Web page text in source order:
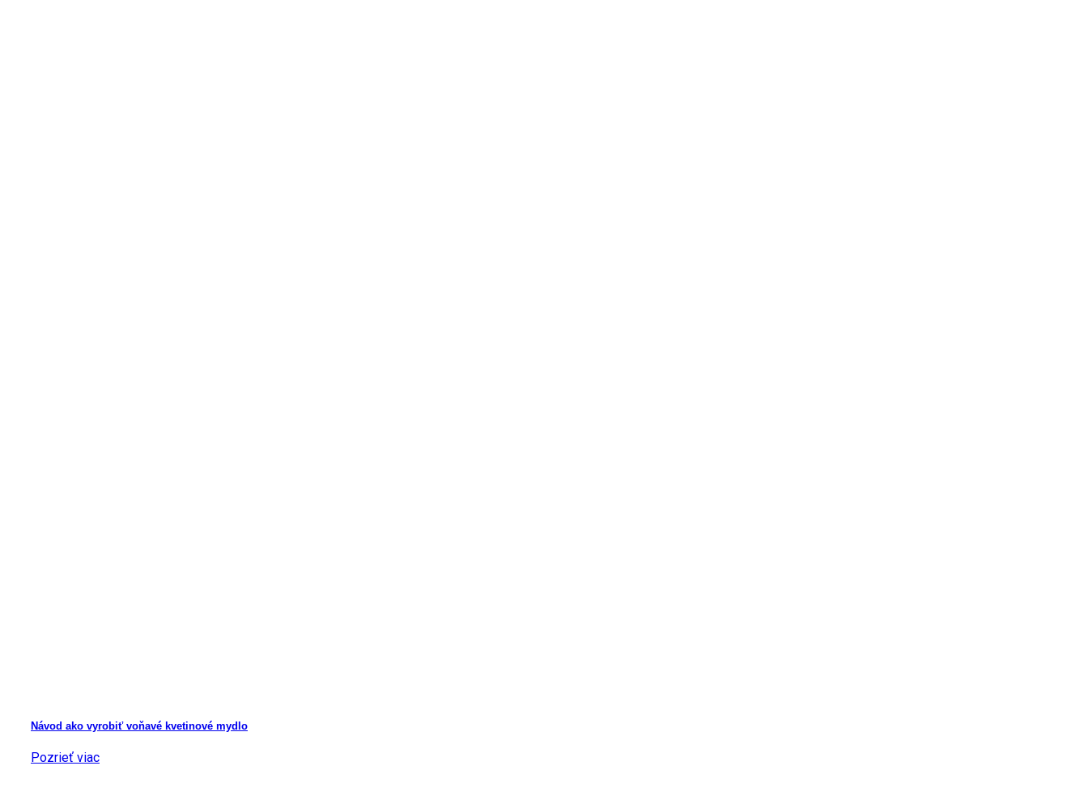
Návod ako vyrobiť voňavé kvetinové mydlo
Pozrieť viac